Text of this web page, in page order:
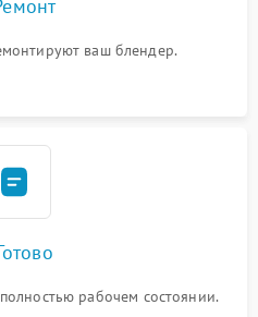
ваш блендер.
рабочем состоянии.